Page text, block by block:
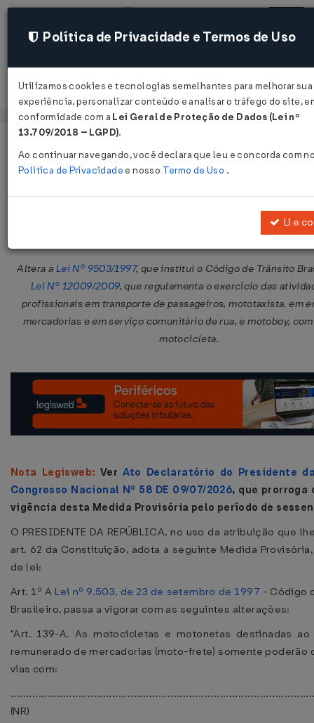
Acessar
Publicado no DOU em 19 mai 2026
Altera a Lei Nº 9503/1997, que institui o Código de Trânsito
Lei Nº 12009/2009, que regulamenta o exercício das
profissionais em transporte de passageiros, mototaxista, em
mercadorias e em serviço comunitário de rua, e motoboy,
motocicleta.
Nota Legisweb: VerAto Declaratório do Presidente
Congresso Nacional Nº 58 DE 09/07/2026, que prorroga
vigência desta Medida Provisória pelo período de
O PRESIDENTE DA REPÚBLICA, no uso da atribuição que
art. 62 da Constituição, adota a seguinte Medida
de lei:
Art. 1º A Lei nº 9.503, de 23 de setembro de 1997 - Código
Brasileiro, passa a vigorar com as seguintes alterações:
"Art. 139-A. As motocicletas e motonetas destinadas ao
remunerado de mercadorias (moto-frete) somente poderão
vias com:
(NR)
Política de Privacidade e Termos de Uso
Utilizamos cookies e tecnologias semelhantes para melhorar sua
experiência, personalizar conteúdo e analisar o tráfego do site,
conformidade com a Lei Geral de Proteção de Dados (Lei nº
13.709/2018 – LGPD).
Ao continuar navegando, você declara que leu e concorda com
Política de Privacidade e nosso Termo de Uso .
Li e